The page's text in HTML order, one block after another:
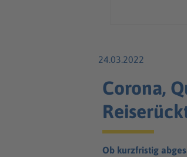
24.03.2022
Corona,
Ob kurzfristig